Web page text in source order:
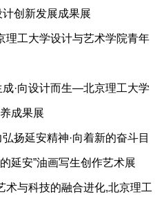
创新发展成果展
工大学设计与艺术学院青年
·向设计而生—北京理工大学
成果展
延安精神·向着新的奋斗目
延安”油画写生创作艺术展
与科技的融合进化,北京理工